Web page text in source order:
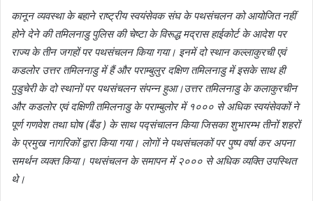
कानून व्यवस्था के बहाने राष्ट्रीय स्वयंसेवक संघ के पथसंचलन को आयोजित नहीं
होने देने की तमिलनाडु पुलिस की चेष्टा के विरूद्ध मद्रास हाईकोर्ट के आदेश पर
राज्य के तीन जगहों पर पथसंचलन किया गया। इनमें दो स्थान कल्लाकुरची एवं
कडलोर उत्तर तमिलनाडु में हैं और पराम्बुलुर दक्षिण तमिलनाडु में इसके साथ ही
पुडुचेरी के दो स्थानों पर पथसंचलन संपन्न हुआ।उत्तर तमिलनाडु के कलाकुरचीन
और कडलोर एवं दक्षिणी तमिलनाडु के पराम्बुलोर में १००० से अधिक स्वयंसेवकों ने
पूर्ण गणवेश तथा घोष (बैंड ) के साथ पद्संचालन किया जिसका शुभारम्भ तीनों शहरों
के प्रमुख नागरिकों द्वारा किया गया। लोगों ने पथसंचलकों पर पुष्प वर्षा कर अपना
समर्थन व्यक्त किया। पथसंचलन के समापन में २००० से अधिक व्यक्ति उपस्थित
थे।